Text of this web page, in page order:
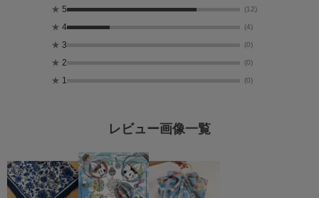
★ 5 (12)
★ 4 (4)
★ 3 (0)
★ 2 (0)
★ 1 (0)
レビュー画像一覧